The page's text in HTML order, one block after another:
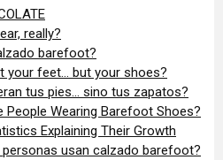
really?
barefoot?
your feet… but your shoes?
tus pies… sino tus zapatos?
People Wearing Barefoot Shoes?
Explaining Their Growth
usan calzado barefoot?